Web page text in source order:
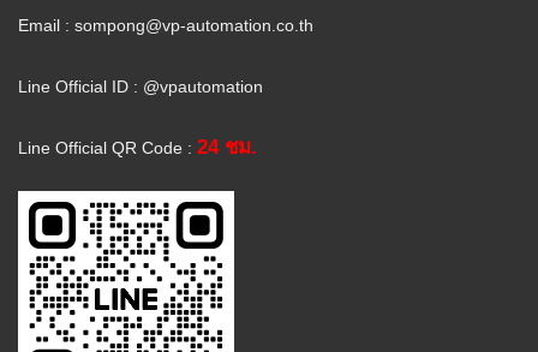
Email : sompong@vp-automation.co.th
Line Official ID : @vpautomation
Line Official QR Code : 24 ชม.